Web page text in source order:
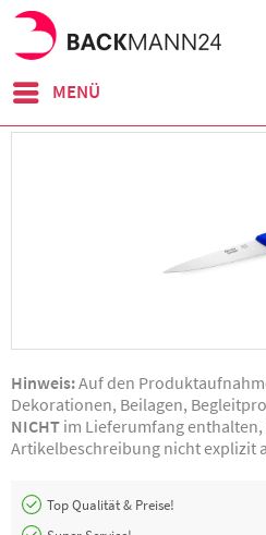
MENÜ
Hinweis:Auf den
Dekorationen, Beilagen,
NICHT im Lieferumfang
Artikelbeschreibung nicht explizit
Top Qualität & Preise!